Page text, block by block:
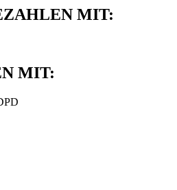
MIT:
MIT: